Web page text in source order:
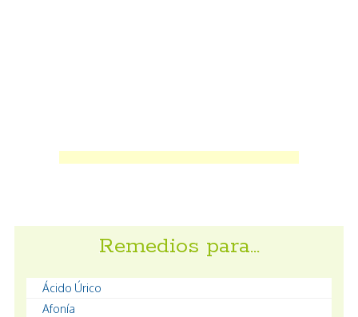
Remedios para…
Ácido Úrico
Afonía